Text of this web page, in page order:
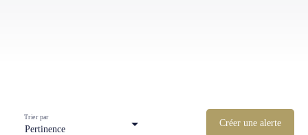
Pertinence
Trier par
Créer une alerte